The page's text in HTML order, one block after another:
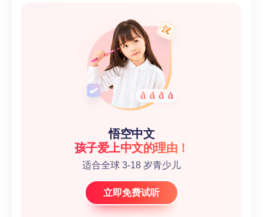
悟空中文
孩子爱上中文的理由！
适合全球 3-18 岁青少儿
立即免费试听